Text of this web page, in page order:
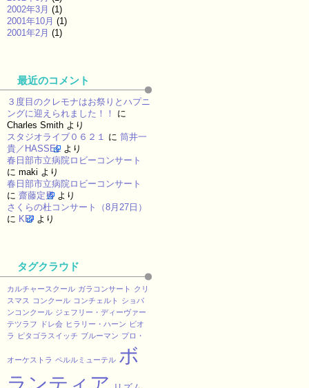
2002年3月 (1)
2001年10月 (1)
2001年2月 (1)
最近のコメント
３度目のクレモナはお祭りとハプニ
ングに迎えられました！！
に
Charles Smith より
スタジオライブ０６２１ に 筒井一
貴／HASSEL より
春日部市立病院ロビーコンサート
に maki より
春日部市立病院ロビーコンサート
に 齋藤定男 より
さくらの杜コンサート（8月27日）
に KEI より
タグクラウド
カルチャースクール ガラコンサート
クリ
スマス
コンクール コンチェルト
ショパ
ンコンクール ジェフリー・ディーヴァー
テツラフ
ドレ会 ヒラリー・ハーン ビオ
ラ
ピタゴラスイッチ ブルーマン プロ・
オーケストラ ペルルミューテル ボ